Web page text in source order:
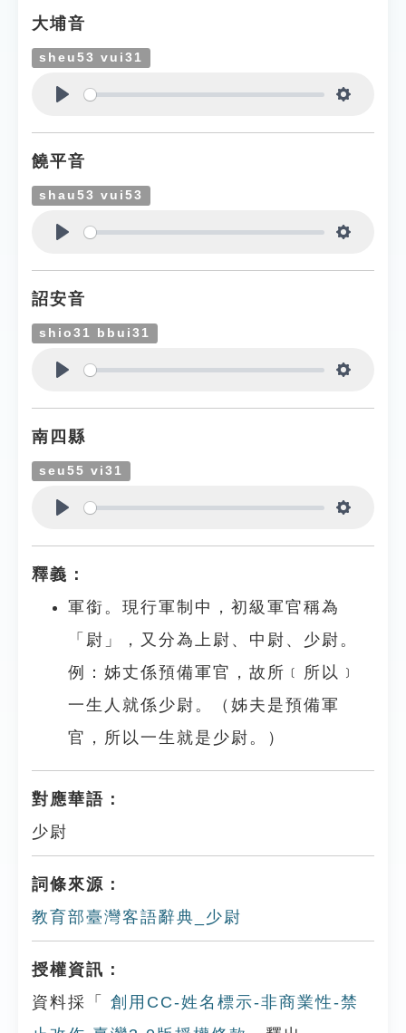
大埔音
sheu53 vui31
饒平音
shau53 vui53
詔安音
shio31 bbui31
南四縣
seu55 vi31
釋義：
軍銜。現行軍制中，初級軍官稱為
「尉」，又分為上尉、中尉、少尉。
例：姊丈係預備軍官，故所﹝所以﹞
一生人就係少尉。（姊夫是預備軍
官，所以一生就是少尉。）
對應華語：
少尉
詞條來源：
教育部臺灣客語辭典_少尉
授權資訊：
資料採「
創用CC-姓名標示-非商業性-禁